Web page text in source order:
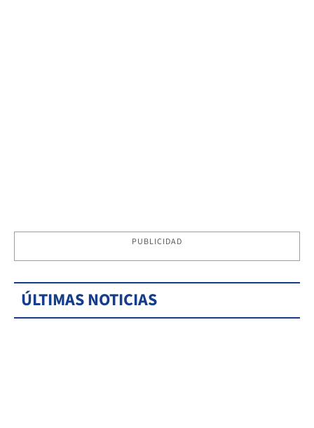
PUBLICIDAD
ÚLTIMAS NOTICIAS